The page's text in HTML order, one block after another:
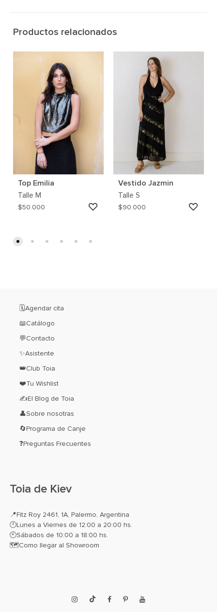
Productos relacionados
Top Emilia
Talle M
$50.000
AGREGAR
Vestido Jazmin
Talle S
$90.000
🗓️Agendar cita
📖Catálogo
💬Contacto
✨Asistente
👑Club Toia
❤️Tu Wishlist
✍El Blog de Toia
👤Sobre nosotras
🔄Programa de Canje
❓Preguntas Frecuentes
Toia de Kiev
📍Fitz Roy 2461, 1A, Palermo, Argentina
🕛Lunes a Viernes de 12:00 a 20:00 hs.
🕙Sábados de 10:00 a 18:00 hs.
🗺️Como llegar al Showroom
InstagramTikTokFacebook
PinterestYouTube